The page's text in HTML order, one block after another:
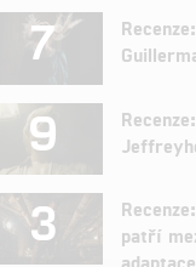
7
9
3
patří
adaptace